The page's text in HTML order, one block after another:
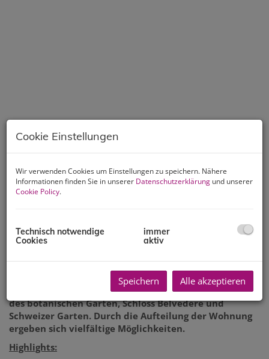
Beschreibung
der Nähe von Grünflächen liegt? Dann könnte dieses
Objekt genau passend sein. Diese gebrauchte 3
Zimmer Wohnung befindet sich in naher Umgebung
des botanischen Garten, Schloss Belvedere und
Schweizer Garten. Durch die Aufteilung der Wohnung
ergeben sich vielfältige Möglichkeiten.
Highlights:
Cookie Einstellungen
Wir verwenden Cookies um Einstellungen zu speichern. Nähere
Informationen finden Sie in unserer Datenschutzerklärung und unserer
Cookie Policy.
Technisch notwendige
Cookies
immer
aktiv
Speichern Alle akzeptieren